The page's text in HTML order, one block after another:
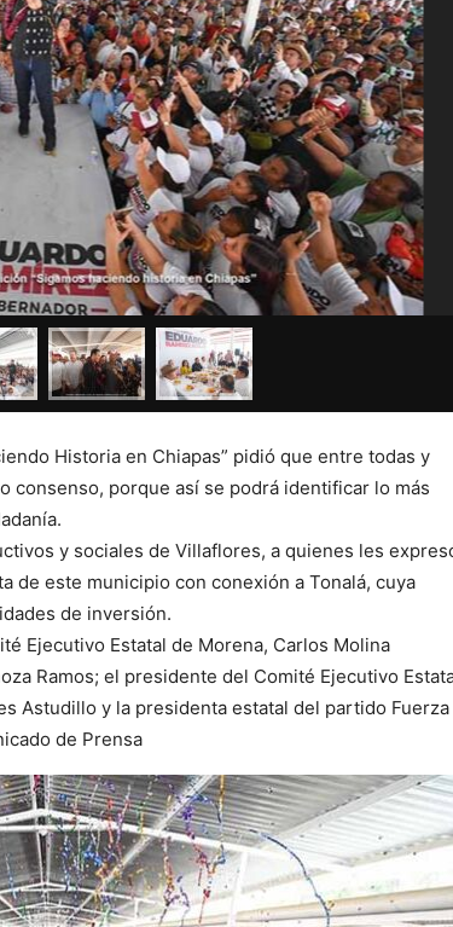
Historia en Chiapas” pidió que entre todas y
consenso, porque así se podrá identificar lo más
y sociales de Villaflores, a quienes les
de este municipio con conexión a Tonalá, cuya
de inversión.
Ejecutivo Estatal de Morena, Carlos Molina
Ramos; el presidente del Comité Ejecutivo
Astudillo y la presidenta estatal del partido Fuerza
de Prensa